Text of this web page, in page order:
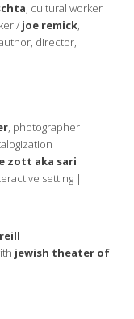
, cultural worker
/ joe remick,
director,
, photographer
zott aka sari
setting |
jewish theater of